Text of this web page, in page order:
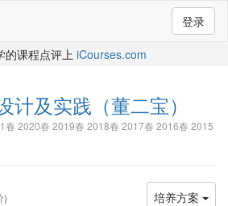
登录
的课程点评上 iCourses.com
计及实践 （董二宝）
2020春 2019春 2018春 2017春 2016春 2015
培养方案
)